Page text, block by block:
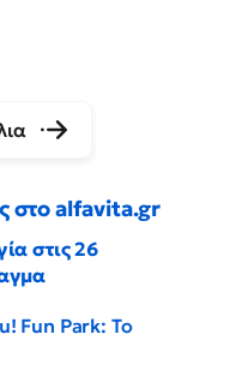
στο alfavita.gr
στις 26
Fun Park: Το